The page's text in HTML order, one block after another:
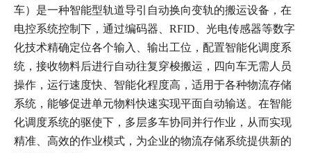
车）是一种智能型轨道导引自动换向变轨的搬运设备，在
电控系统控制下，通过编码器、RFID、光电传感器等数字
化技术精确定位各个输入、输出工位，配置智能化调度系
统，接收物料后进行自动往复穿梭搬运，四向车无需人员
操作，运行速度快、智能化程度高，适用于各种物流存储
系统，能够促进单元物料快速实现平面自动输送。在智能
化调度系统的驱使下，多层多车协同并行作业，从而实现
精准、高效的作业模式，为企业的物流存储系统提供新的